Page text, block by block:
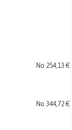
No 254,13 €
No 344,72 €